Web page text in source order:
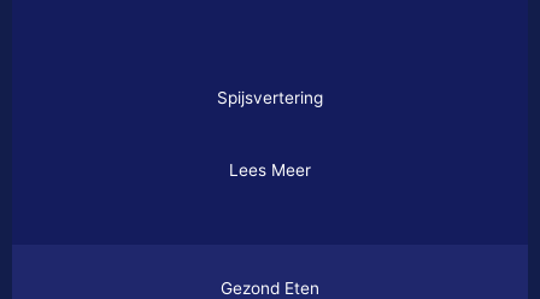
Spijsvertering
Lees Meer
Gezond Eten